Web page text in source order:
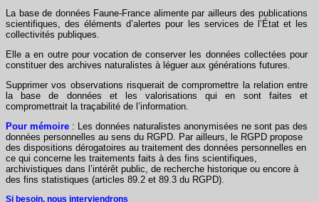
La base de données Faune-France alimente par ailleurs des publications
scientifiques, des éléments d’alertes pour les services de l’État et les
collectivités publiques.
Elle a en outre pour vocation de conserver les données collectées pour
constituer des archives naturalistes à léguer aux générations futures.
Supprimer vos observations risquerait de compromettre la relation entre
la base de données et les valorisations qui en sont faites et
compromettrait la traçabilité de l’information.
Pour mémoire : Les données naturalistes anonymisées ne sont pas des
données personnelles au sens du RGPD. Par ailleurs, le RGPD propose
des dispositions dérogatoires au traitement des données personnelles en
ce qui concerne les traitements faits à des fins scientifiques,
archivistiques dans l’intérêt public, de recherche historique ou encore à
des fins statistiques (articles 89.2 et 89.3 du RGPD).
Si besoin, nous interviendrons